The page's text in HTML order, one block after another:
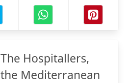
The Hospitallers,
the Mediterranean